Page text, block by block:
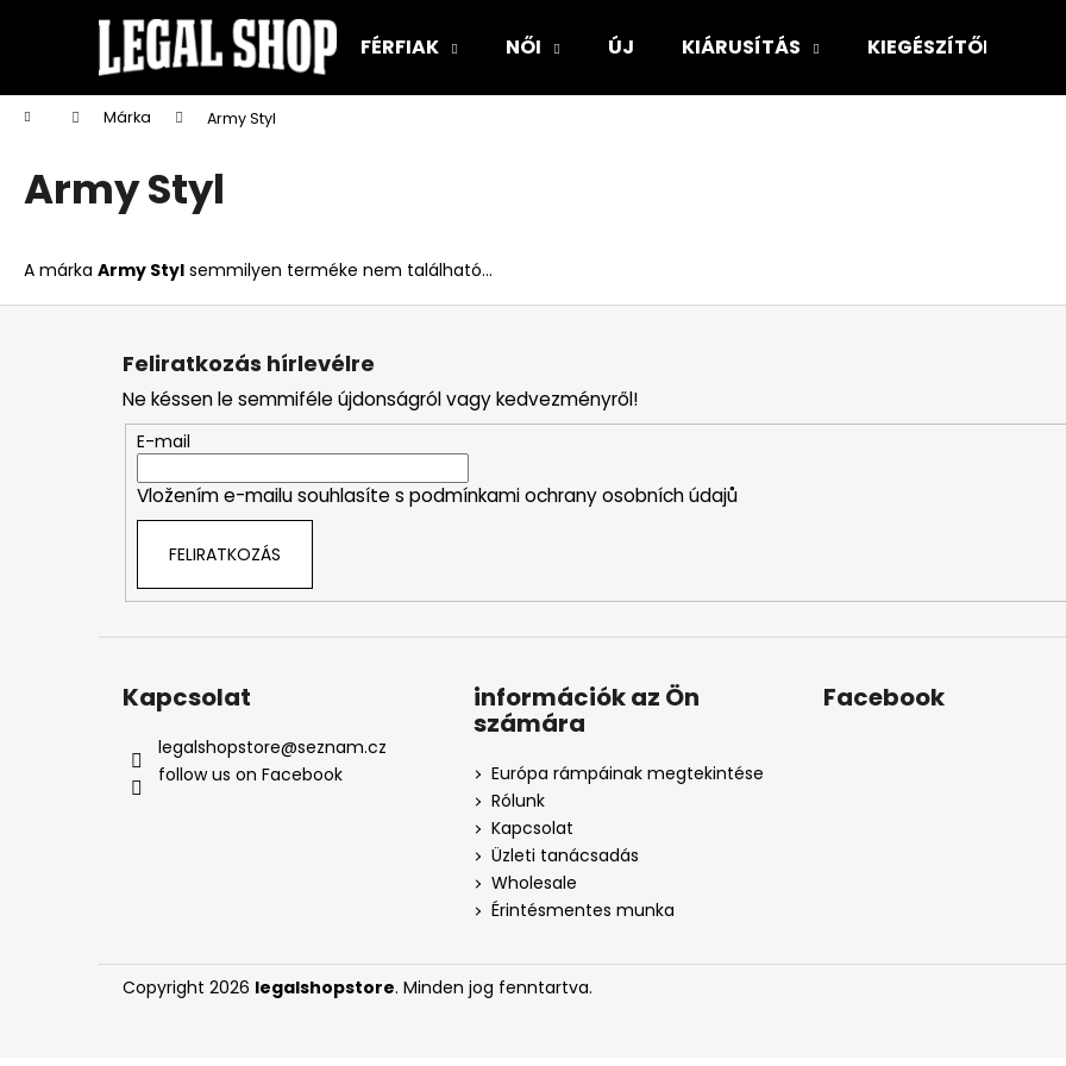
tartalomhoz
FÉRFIAK NŐI ÚJ KIÁRUSÍTÁS KIEGÉSZÍTŐK
KezdőlapMárka Army Styl
Army Styl
A márka Army Styl semmilyen terméke nem található...
á
Vissza
a boltba
Vissza
a boltba
L
Feliratkozás hírlevélre
Ne késsen le semmiféle újdonságról vagy kedvezményről!
E-mail
Vložením e-mailu souhlasíte s podmínkami ochrany osobních údajů
FELIRATKOZÁS
Kapcsolat
legalshopstore@seznam.cz
follow us on Facebook
információk az Ön
számára
Európa rámpáinak megtekintése
Rólunk
Kapcsolat
Üzleti tanácsadás
Wholesale
Érintésmentes munka
Facebook
Copyright 2026 legalshopstore. Minden jog fenntartva.